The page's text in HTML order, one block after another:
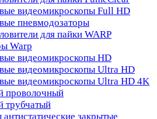
видеомикроскопы Full HD
пневмодозаторы
для пайки WARP
Warp
видеомикроскопы HD
видеомикроскопы Ultra HD
видеомикроскопы Ultra HD 4K
проволочный
трубчатый
закрытые